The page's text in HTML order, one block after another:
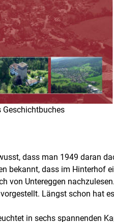
Geschichtbuches
dass man 1949 daran
bekannt, dass im Hinterhof
von Untereggen
Längst schon hat
in sechs spannenden